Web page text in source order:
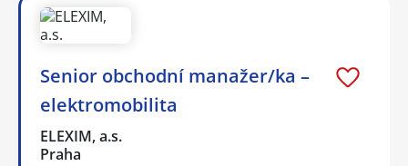
Senior obchodní manažer/ka –
elektromobilita
ELEXIM, a.s.
Praha